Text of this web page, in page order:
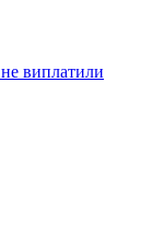
виплатили